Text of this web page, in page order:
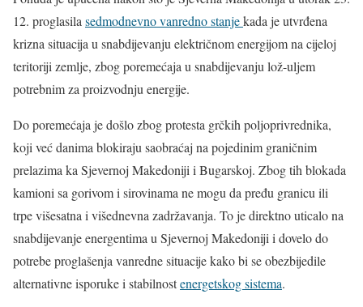
12. proglasilasedmodnevno vanredno stanjekada je utvrđena
krizna situacija u snabdijevanju električnom energijom na cijeloj
teritoriji zemlje, zbog poremećaja u snabdijevanju lož-uljem
potrebnim za proizvodnju energije.
Do poremećaja je došlo zbog protesta grčkih poljoprivrednika,
koji već danima blokiraju saobraćaj na pojedinim graničnim
prelazima ka Sjevernoj Makedoniji i Bugarskoj. Zbog tih blokada
kamioni sa gorivom i sirovinama ne mogu da pređu granicu ili
trpe višesatna i višednevna zadržavanja. To je direktno uticalo na
snabdijevanje energentima u Sjevernoj Makedoniji i dovelo do
potrebe proglašenja vanredne situacije kako bi se obezbijedile
alternativne isporuke i stabilnostenergetskog sistema.